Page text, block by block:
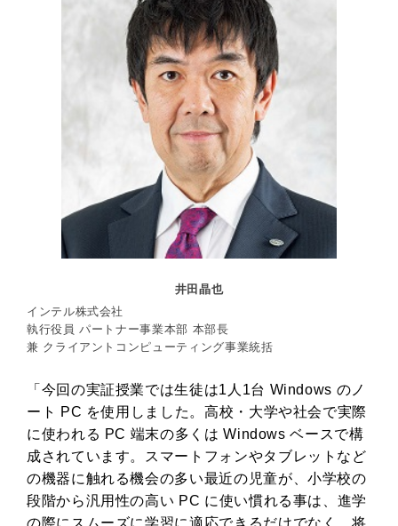
井田晶也
インテル株式会社
執行役員 パートナー事業本部 本部長
兼 クライアントコンピューティング事業統括
「今回の実証授業では生徒は1人1台 Windows のノ
ート PC を使用しました。高校・大学や社会で実際
に使われる PC 端末の多くは Windows ベースで構
成されています。スマートフォンやタブレットなど
の機器に触れる機会の多い最近の児童が、小学校の
段階から汎用性の高い PC に使い慣れる事は、進学